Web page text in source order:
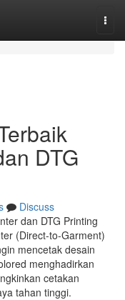
DTG
Discuss
dan DTG Printing
(Direct-to-Garment)
mencetak desain
menghadirkan
cetakan
tahan tinggi.